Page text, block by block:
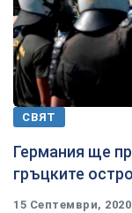
СВЯТ
Германия ще
гръцките
15 Септември, 2020